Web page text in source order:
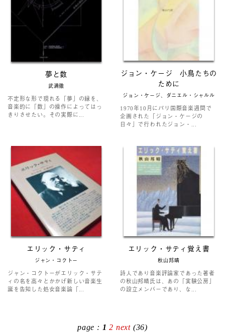
夢と数
武満徹
不定形な形で現れる「夢」の縁を、
音楽的に「数」の操作によってはっ
きりさせたい。その実際に...
ジョン・ケージ 小鳥たちの
ために
ジョン・ケージ、ダニエル・シャルル
1970年10月にパリ国際音楽週間で
企画された「ジョン・ケージの
日々」で行われたジョン・...
エリック・サティ
ジャン・コクトー
ジャン・コクトーがエリック・サテ
ィの名を高々とかかげ新しい音楽生
誕を告知した処女音楽論「...
エリック・サティ覚え書
秋山邦晴
詩人であり音楽評論家であった著者
の秋山邦晴氏は、あの「実験公房」
の設立メンバーであり、な...
page : 1 2 next (36)